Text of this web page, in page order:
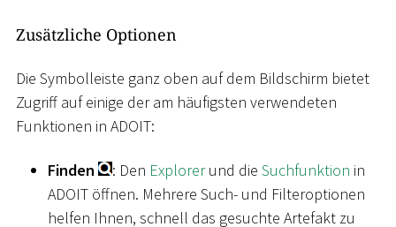
Zusätzliche Optionen
Die Symbolleiste ganz oben auf dem Bildschirm bietet
Zugriff auf einige der am häufigsten verwendeten
Funktionen in ADOIT:
Finden : Den Explorerund die Suchfunktion in
ADOIT öffnen. Mehrere Such- und Filteroptionen
helfen Ihnen, schnell das gesuchte Artefakt zu